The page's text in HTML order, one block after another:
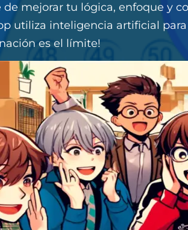
mejorar tu lógica, enfoque y
utiliza inteligencia artificial
es el límite!